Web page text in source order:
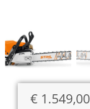
€ 1.549,00